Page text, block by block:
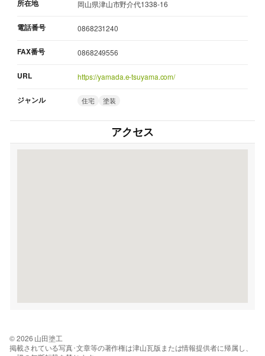
所在地 岡山県津山市野介代1338-16
電話番号 0868231240
FAX番号 0868249556
URL https://yamada.e-tsuyama.com/
ジャンル 住宅 塗装
アクセス
© 2026 山田塗工
掲載されている写真･文章等の著作権は津山瓦版または情報提供者に帰属し、